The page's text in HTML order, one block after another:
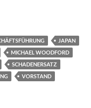
auf Schadensersatz
JAPAN
MICHAEL WOODFORD
SCHADENERSATZ
VORSTAND